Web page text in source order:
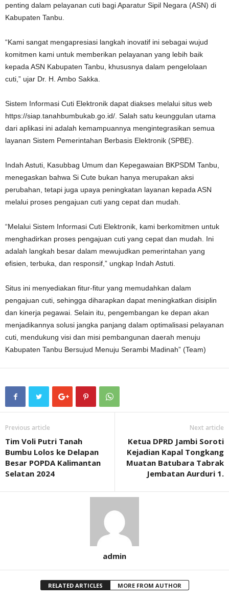
penting dalam pelayanan cuti bagi Aparatur Sipil Negara (ASN) di
Kabupaten Tanbu.
“Kami sangat mengapresiasi langkah inovatif ini sebagai wujud
komitmen kami untuk memberikan pelayanan yang lebih baik
kepada ASN Kabupaten Tanbu, khususnya dalam pengelolaan
cuti,” ujar Dr. H. Ambo Sakka.
Sistem Informasi Cuti Elektronik dapat diakses melalui situs web
https://siap.tanahbumbukab.go.id/. Salah satu keunggulan utama
dari aplikasi ini adalah kemampuannya mengintegrasikan semua
layanan Sistem Pemerintahan Berbasis Elektronik (SPBE).
Indah Astuti, Kasubbag Umum dan Kepegawaian BKPSDM Tanbu,
menegaskan bahwa Si Cute bukan hanya merupakan aksi
perubahan, tetapi juga upaya peningkatan layanan kepada ASN
melalui proses pengajuan cuti yang cepat dan mudah.
“Melalui Sistem Informasi Cuti Elektronik, kami berkomitmen untuk
menghadirkan proses pengajuan cuti yang cepat dan mudah. Ini
adalah langkah besar dalam mewujudkan pemerintahan yang
efisien, terbuka, dan responsif,” ungkap Indah Astuti.
Situs ini menyediakan fitur-fitur yang memudahkan dalam
pengajuan cuti, sehingga diharapkan dapat meningkatkan disiplin
dan kinerja pegawai. Selain itu, pengembangan ke depan akan
menjadikannya solusi jangka panjang dalam optimalisasi pelayanan
cuti, mendukung visi dan misi pembangunan daerah menuju
Kabupaten Tanbu Bersujud Menuju Serambi Madinah” (Team)
Previous article
Tim Voli Putri Tanah
Bumbu Lolos ke Delapan
Besar POPDA Kalimantan
Selatan 2024
Next article
Ketua DPRD Jambi Soroti
Kejadian Kapal Tongkang
Muatan Batubara Tabrak
Jembatan Aurduri 1.
admin
RELATED ARTICLES MORE FROM AUTHOR